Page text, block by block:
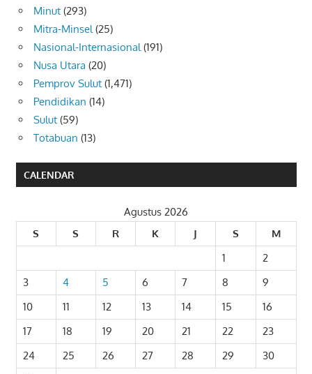
Minut (293)
Mitra-Minsel (25)
Nasional-Internasional (191)
Nusa Utara (20)
Pemprov Sulut (1,471)
Pendidikan (14)
Sulut (59)
Totabuan (13)
CALENDAR
Agustus 2026
S
S R K J S
M
1
2
3
4 5 6 7 8
9
10
11 12 13 14 15
16
17
18 19 20 21 22
23
24
25 26 27 28 29
30